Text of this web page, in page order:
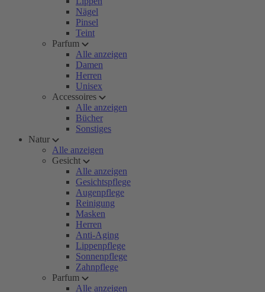
Nägel
Pinsel
Teint
Parfum
Alle anzeigen
Damen
Herren
Unisex
Accessoires
Alle anzeigen
Bücher
Sonstiges
Natur
Alle anzeigen
Gesicht
Alle anzeigen
Gesichtspflege
Augenpflege
Reinigung
Masken
Herren
Anti-Aging
Lippenpflege
Sonnenpflege
Zahnpflege
Parfum
Alle anzeigen